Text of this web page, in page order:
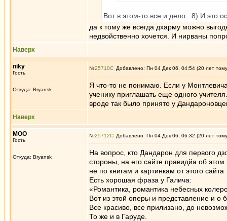
Вот в этом-то все и дело. 8) И это
да к тому же всегда дхарму можно
недвойственно хочется. И нирваны
Наверх
niky
Гость
Откуда: Bryansk
№25710 Добавлено: Пн 04 Дек 06, 04:54 (20 лет
Я что-то не понимаю. Если у
ученику приглашать еще одного
вроде так было принято у
Наверх
MOO
Гость
Откуда: Bryansk
№25712 Добавлено: Пн 04 Дек 06, 06:32 (20 лет
На вопрос, кто Дандарон для первого
стороны, на его сайте правидйа об
не по книгам и картинкам от этого
Есть хорошая фраза у Галича:
«Романтика, романтика небесных
Вот из этой оперы и представление и о
Все красиво, все прилизано, до
То же и в Гаруде.